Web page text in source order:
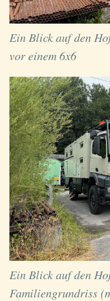
Ein Blick auf den
vor einem 6x6
Ein Blick auf den
Familiengrundriss